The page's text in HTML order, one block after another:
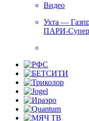
Видео
Ухта —
ПАРИ-